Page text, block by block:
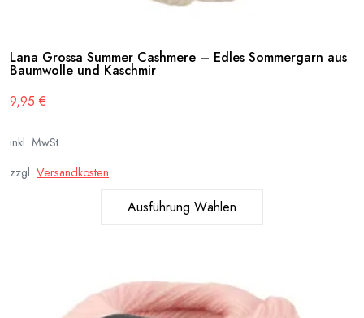
Lana Grossa Summer Cashmere – Edles Sommergarn aus
Baumwolle und Kaschmir
9,95 €
inkl. MwSt.
zzgl. Versandkosten
Ausführung Wählen